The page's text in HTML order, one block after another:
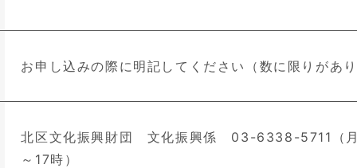
お申し込みの際に明記してください（数に限りがあり
北区文化振興財団 文化振興係 03-6338-5711（
～17時）